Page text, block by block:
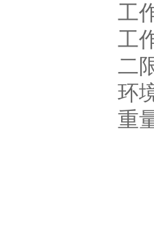
工
工
二
环
重